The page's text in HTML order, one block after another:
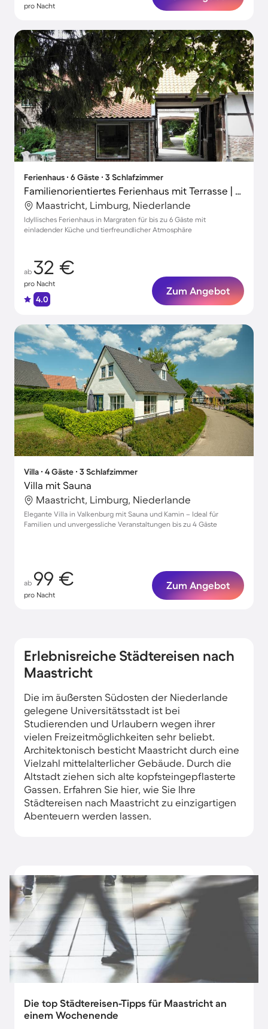
pro Nacht
Ferienhaus ∙ 6 Gäste ∙ 3 Schlafzimmer
Familienorientiertes Ferienhaus mit Terrasse | Hunde erlaubt
Maastricht, Limburg, Niederlande
Idyllisches Ferienhaus in Margraten für bis zu 6 Gäste mit
einladender Küche und tierfreundlicher Atmosphäre
ab 32 €
pro Nacht
4.0
Zum Angebot
Villa ∙ 4 Gäste ∙ 3 Schlafzimmer
Villa mit Sauna
Maastricht, Limburg, Niederlande
Elegante Villa in Valkenburg mit Sauna und Kamin – Ideal für
Familien und unvergessliche Veranstaltungen bis zu 4 Gäste
ab 99 €
pro Nacht
Zum Angebot
Erlebnisreiche Städtereisen nach
Maastricht​
Die im äußersten Südosten der Niederlande
gelegene Universitätsstadt ist bei
Studierenden und Urlaubern wegen ihrer
vielen Freizeitmöglichkeiten sehr beliebt.
Architektonisch besticht Maastricht durch eine
Vielzahl mittelalterlicher Gebäude. Durch die
Altstadt​ ziehen sich alte kopfsteingepflasterte
Gassen. Erfahren Sie hier, wie Sie Ihre
Städtereisen nach Maastricht zu einzigartigen
Abenteuern werden lassen.
Die top Städtereisen-Tipps für Maastricht an
einem Wochenende​